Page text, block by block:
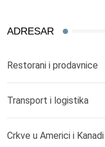
ADRESAR
Restorani i prodavnice
Transport i logistika
Crkve u Americi i Kanadi